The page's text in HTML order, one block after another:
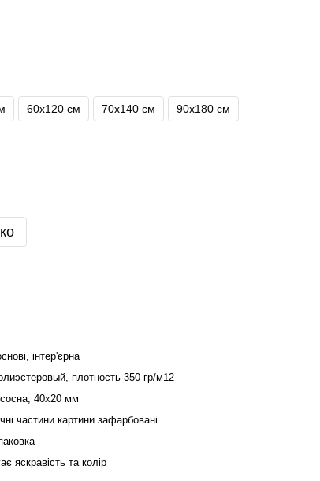
60х120 см 70х140 см 90x180 см
інтер'єрна
плотность 350 гр/м12
40x20 мм
частини картини зафарбовані
яскравість та колір